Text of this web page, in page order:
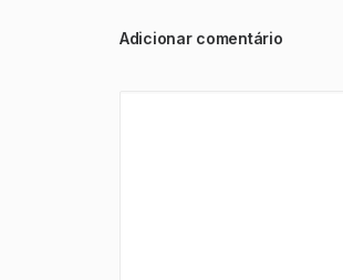
Adicionar comentário